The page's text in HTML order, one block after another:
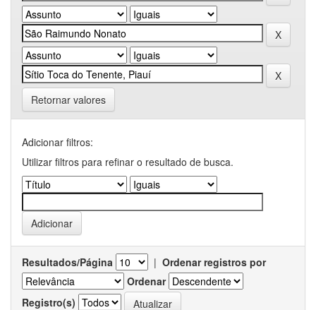
Retornar valores
Adicionar filtros:
Utilizar filtros para refinar o resultado de busca.
Resultados/Página | Ordenar registros por
Ordenar
Registro(s)